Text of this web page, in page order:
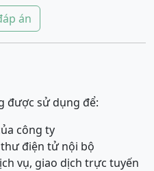
án
được sử dụng để:
công ty
thư điện tử nội bộ
vụ, giao dịch trực tuyến